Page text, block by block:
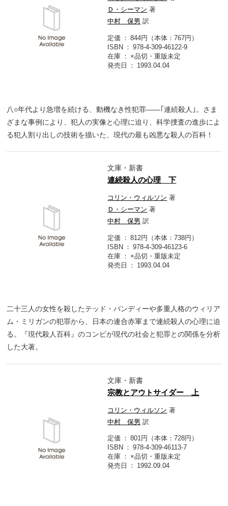
Ｄ・シーマン 著
中村 保男 訳
定価
844円（本体：767円）
ISBN
978-4-309-46122-9
在庫
×品切・重版未定
発売日
1993.04.04
八○年代より急増を続ける、動機なき性犯罪――｢連続殺人｣。さま
ざまな事例により、犯人の実像と心理に迫り、科学捜査の進歩によ
る犯人割り出しの技術を描いた、現代の最も凶悪な殺人の百科！
文庫・新書
連続殺人の心理 下
コリン・ウィルソン 著
Ｄ・シーマン 著
中村 保男 訳
定価
812円（本体：738円）
ISBN
978-4-309-46123-6
在庫
×品切・重版未定
発売日
1993.04.04
二十三人の女性を殺したテッド・バンディーや多重人格のウィリア
ム・ミリガンの犯罪から、日本の連合赤軍まで連続殺人の心理に迫
る。『現代殺人百科』のコンビが現代の社会と犯罪との関係を分析
した大著。
文庫・新書
宗教とアウトサイダー 上
コリン・ウィルソン 著
中村 保男 訳
定価
801円（本体：728円）
ISBN
978-4-309-46113-7
在庫
×品切・重版未定
発売日
1992.09.04